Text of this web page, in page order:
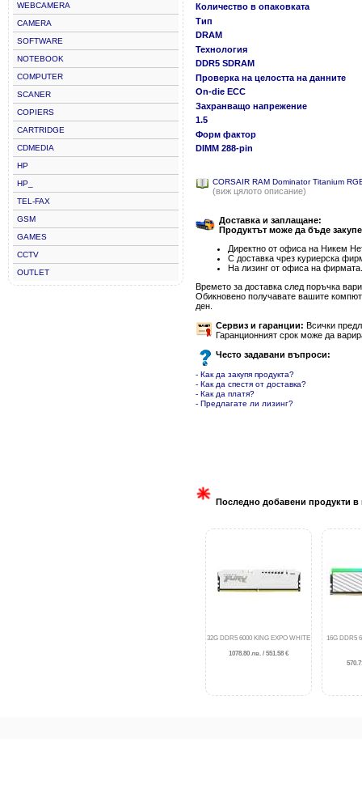
WEBCAMERA
CAMERA
SOFTWARE
NOTEBOOK
COMPUTER
SCANER
COPIERS
CARTRIDGE
CDMEDIA
HP
HP_
TEL-FAX
GSM
GAMES
CCTV
OUTLET
Количество в опаковката
Тип
DRAM
Технология
DDR5 SDRAM
Проверка на целостта на данните
On-die ECC
Захранващо напрежение
1.5
Форм фактор
DIMM 288-pin
CORSAIR RAM Dominator Titanium
(виж цялото описание)
Доставка и заплащане:
Продуктът може да бъде
Директно от офиса на Никем
С доставка чрез куриерска
На лизинг от офиса на фирмата.
Времето за доставка след поръчка
Обикновено получавате вашите
ден.
Сервиз и гаранции: Всички
Гаранционният срок може да
Често задавани въпроси:
- Как да закупя продукта?
- Как да спестя от доставка?
- Как да платя?
- Предлагате ли лизинг?
Последно добавени продукти в
32G DDR5 6000 KING EXPO WHITE
1078.80 лв. / 551.58 €
16G DDR5